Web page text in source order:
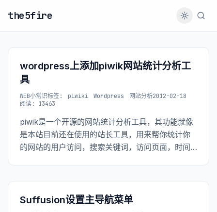
the5fire
wordpress上添加piwik网站统计分析工
具
WEB小常识标签: piwiki Wordpress 网站分析2012-02-18
阅读: 13463
piwik是一个开源的网站统计分析工具，其功能就像
是本站目前还在使用的站长工具，用来帮你统计你
的网站的用户访问，搜索关键词，访问页面，时间
Suffusion设置主导航菜单